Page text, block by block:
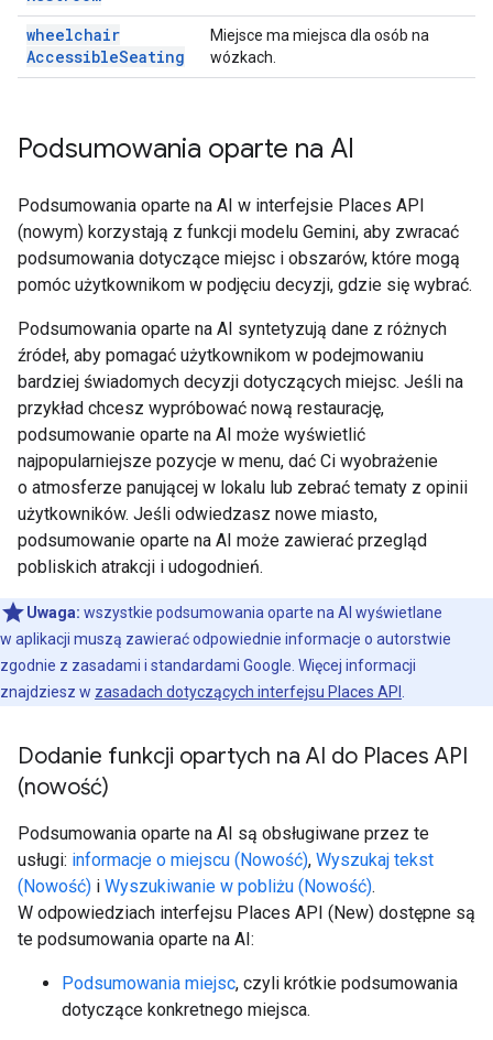
wheelchair
AccessibleSeating
Miejsce ma miejsca dla osób na
wózkach.
Podsumowania oparte na AI
Podsumowania oparte na AI w interfejsie Places API
(nowym) korzystają z funkcji modelu Gemini, aby zwracać
podsumowania dotyczące miejsc i obszarów, które mogą
pomóc użytkownikom w podjęciu decyzji, gdzie się wybrać.
Podsumowania oparte na AI syntetyzują dane z różnych
źródeł, aby pomagać użytkownikom w podejmowaniu
bardziej świadomych decyzji dotyczących miejsc. Jeśli na
przykład chcesz wypróbować nową restaurację,
podsumowanie oparte na AI może wyświetlić
najpopularniejsze pozycje w menu, dać Ci wyobrażenie
o atmosferze panującej w lokalu lub zebrać tematy z opinii
użytkowników. Jeśli odwiedzasz nowe miasto,
podsumowanie oparte na AI może zawierać przegląd
pobliskich atrakcji i udogodnień.
Uwaga: wszystkie podsumowania oparte na AI wyświetlane
w aplikacji muszą zawierać odpowiednie informacje o autorstwie
zgodnie z zasadami i standardami Google. Więcej informacji
znajdziesz w zasadach dotyczących interfejsu Places API
Dodanie funkcji opartych na AI do Places API
(nowość)
Podsumowania oparte na AI są obsługiwane przez te
usługi: informacje o miejscu (Nowość), Wyszukaj tekst
(Nowość) i Wyszukiwanie w pobliżu (Nowość).
W odpowiedziach interfejsu Places API (New) dostępne są
te podsumowania oparte na AI:
Podsumowania miejsc, czyli krótkie podsumowania
dotyczące konkretnego miejsca.